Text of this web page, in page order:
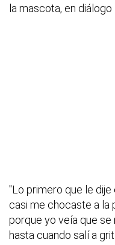
la mascota, en diálogo
"Lo primero que le
casi me chocaste a la
porque yo veía que se
hasta cuando salí a